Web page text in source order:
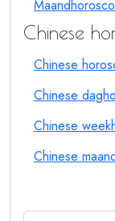
Chinese
Chinese
Chinese
Chinese
Chinese